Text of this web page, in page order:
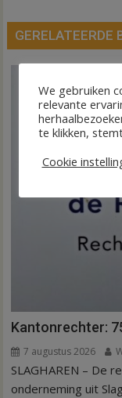
GERELATEERDE
Kantonrechter:
7 augustus 2026
SLAGHAREN – De
onderneming uit
We gebruiken
relevante
te klikken,
Cookie